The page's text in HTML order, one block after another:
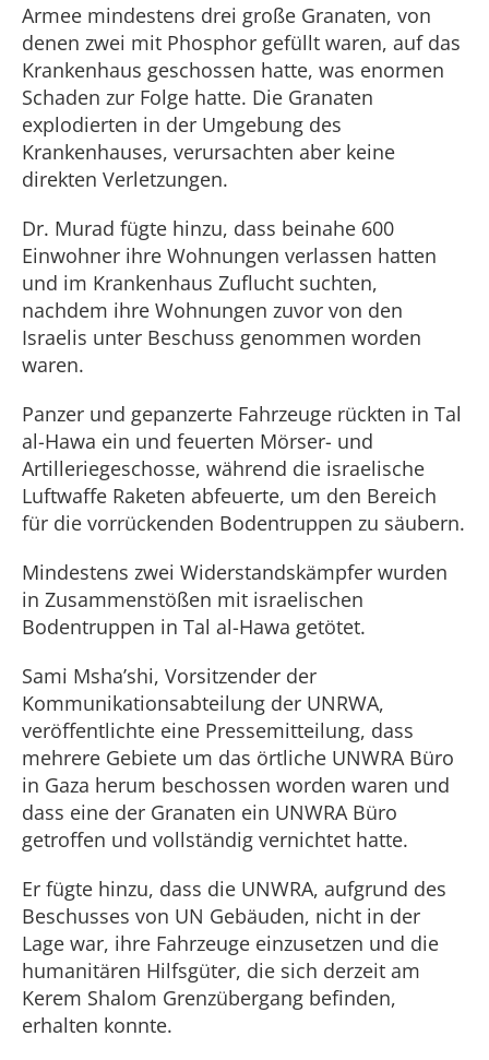
Armee mindestens drei große Granaten, von
denen zwei mit Phosphor gefüllt waren, auf das
Krankenhaus geschossen hatte, was enormen
Schaden zur Folge hatte. Die Granaten
explodierten in der Umgebung des
Krankenhauses, verursachten aber keine
direkten Verletzungen.
Dr. Murad fügte hinzu, dass beinahe 600
Einwohner ihre Wohnungen verlassen hatten
und im Krankenhaus Zuflucht suchten,
nachdem ihre Wohnungen zuvor von den
Israelis unter Beschuss genommen worden
waren.
Panzer und gepanzerte Fahrzeuge rückten in Tal
al-Hawa ein und feuerten Mörser- und
Artilleriegeschosse, während die israelische
Luftwaffe Raketen abfeuerte, um den Bereich
für die vorrückenden Bodentruppen zu säubern.
Mindestens zwei Widerstandskämpfer wurden
in Zusammenstößen mit israelischen
Bodentruppen in Tal al-Hawa getötet.
Sami Msha’shi, Vorsitzender der
Kommunikationsabteilung der UNRWA,
veröffentlichte eine Pressemitteilung, dass
mehrere Gebiete um das örtliche UNWRA Büro
in Gaza herum beschossen worden waren und
dass eine der Granaten ein UNWRA Büro
getroffen und vollständig vernichtet hatte.
Er fügte hinzu, dass die UNWRA, aufgrund des
Beschusses von UN Gebäuden, nicht in der
Lage war, ihre Fahrzeuge einzusetzen und die
humanitären Hilfsgüter, die sich derzeit am
Kerem Shalom Grenzübergang befinden,
erhalten konnte.